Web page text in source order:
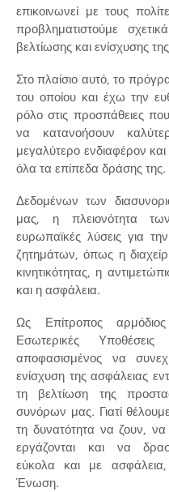
επικοινωνεί με τους
προβληματιστούμε
βελτίωσης και ενίσχυσης
Στο πλαίσιο αυτό, το
του οποίου και έχω την
ρόλο στις προσπάθειες
να κατανοήσουν
μεγαλύτερο ενδιαφέρον
όλα τα επίπεδα δράσης της.
Δεδομένων των
μας, η πλειονότητα
ευρωπαϊκές λύσεις για
ζητημάτων, όπως η
κινητικότητας, η
και η ασφάλεια.
Ως Επίτροπος
Εσωτερικές
αποφασισμένος να
ενίσχυση της ασφάλειας
τη βελτίωση της
συνόρων μας. Γιατί
τη δυνατότητα να ζουν,
εργάζονται και να
εύκολα και με
Ένωση.